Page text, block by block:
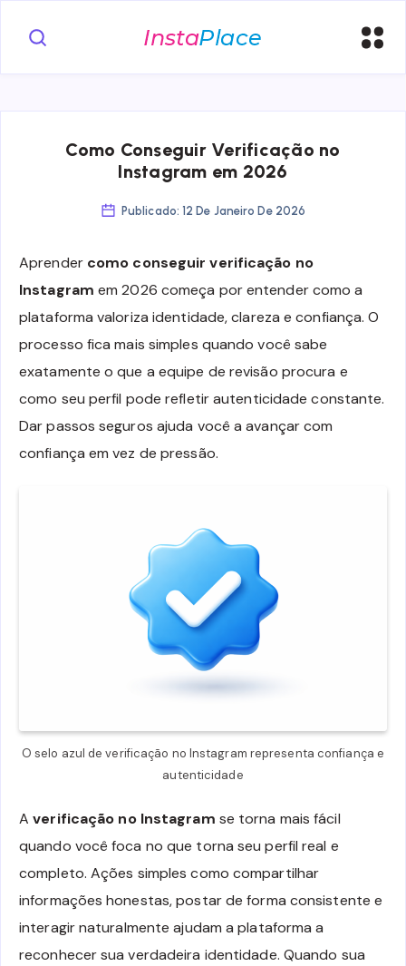
Como Conseguir Verificação no
Instagram em 2026
Publicado: 12 De Janeiro De 2026
Aprender como conseguir verificação no
Instagram em 2026 começa por entender como a
plataforma valoriza identidade, clareza e confiança. O
processo fica mais simples quando você sabe
exatamente o que a equipe de revisão procura e
como seu perfil pode refletir autenticidade constante.
Dar passos seguros ajuda você a avançar com
confiança em vez de pressão.
O selo azul de verificação no Instagram representa confiança e
autenticidade
Averificação no Instagram se torna mais fácil
quando você foca no que torna seu perfil real e
completo. Ações simples como compartilhar
informações honestas, postar de forma consistente e
interagir naturalmente ajudam a plataforma a
reconhecer sua verdadeira identidade. Quando sua